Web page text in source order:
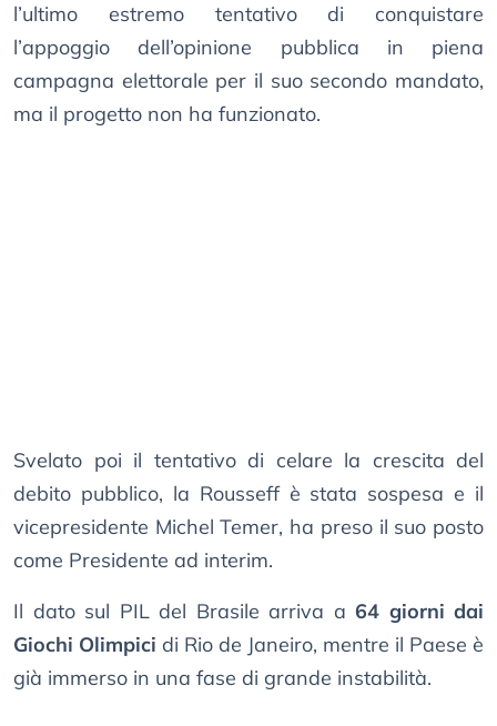
l’ultimo estremo tentativo di conquistare
l’appoggio dell’opinione pubblica in piena
campagna elettorale per il suo secondo mandato,
ma il progetto non ha funzionato.
Svelato poi il tentativo di celare la crescita del
debito pubblico, la Rousseff è stata sospesa e il
vicepresidente Michel Temer, ha preso il suo posto
come Presidente ad interim.
Il dato sul PIL del Brasile arriva a 64 giorni dai
Giochi Olimpici di Rio de Janeiro, mentre il Paese è
già immerso in una fase di grande instabilità.